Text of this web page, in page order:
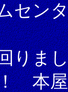
セン
りま
本屋